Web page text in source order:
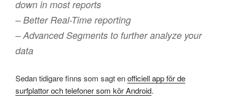
down in most reports
– Better Real-Time reporting
– Advanced Segments to further analyze your
data
Sedan tidigare finns som sagt enofficiell app för de
surfplattor och telefoner som kör Android.